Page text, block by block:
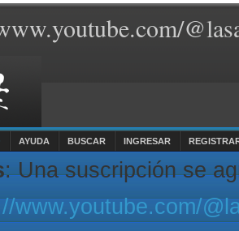
AYUDA BUSCAR INGRESAR
: Una suscripción se
www.youtube.com/